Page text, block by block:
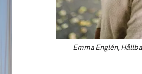
Emma Englén,